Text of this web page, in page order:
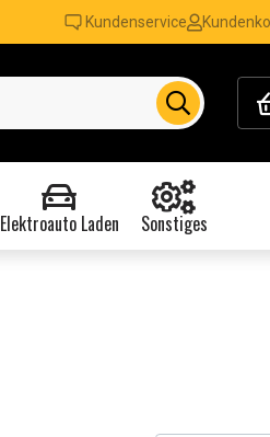
Kundenservice
Elektroauto Laden Sonstiges